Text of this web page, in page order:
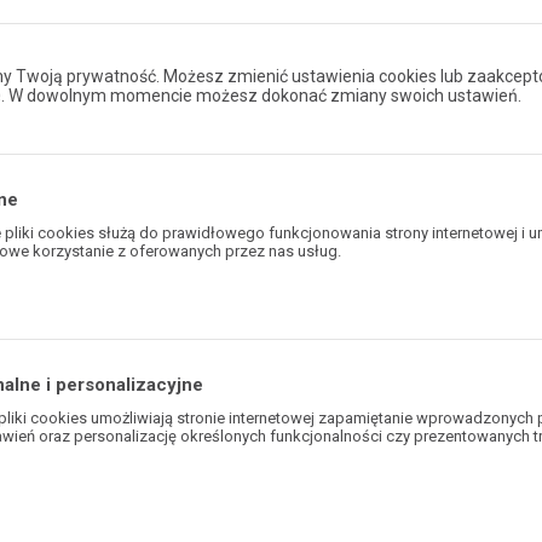
Twoją prywatność. Możesz zmienić ustawienia cookies lub
W dowolnym momencie możesz dokonać zmiany swoich ustawień.
pliki cookies służą do prawidłowego funkcjonowania strony internetowej i
korzystanie z oferowanych przez nas usług.
preferencji prywatności, logowania czy wypełniania formularzy. Dzięki
i personalizacyjne
cookies umożliwiają stronie internetowej zapamiętanie wprowadzonych
oraz personalizację określonych funkcjonalności czy prezentowanych
poprzez dopasowanie jej do Twoich indywidualnych preferencji.
Cena brutto